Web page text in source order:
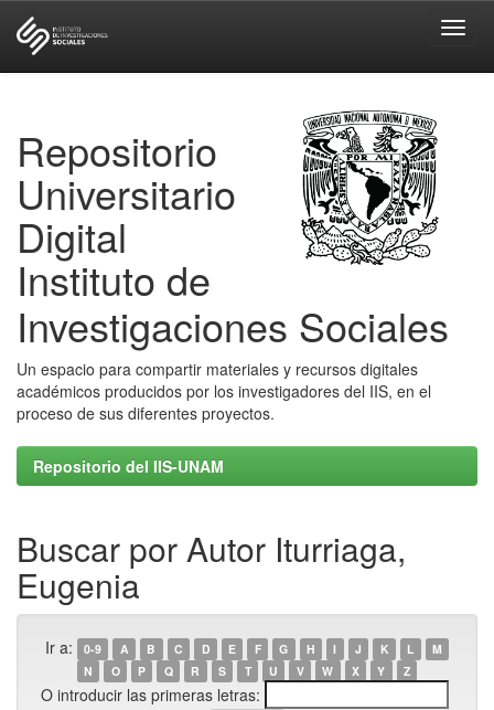
Repositorio
Universitario
Digital
Instituto de
Investigaciones Sociales
Un espacio para compartir materiales y recursos digitales
académicos producidos por los investigadores del IIS, en el
proceso de sus diferentes proyectos.
Repositorio del IIS-UNAM
Buscar por Autor Iturriaga,
Eugenia
Ir a: 0-9 A B C D E F G H I J K L
M
N
O P Q R S T U V W X Y Z
O introducir las primeras letras: